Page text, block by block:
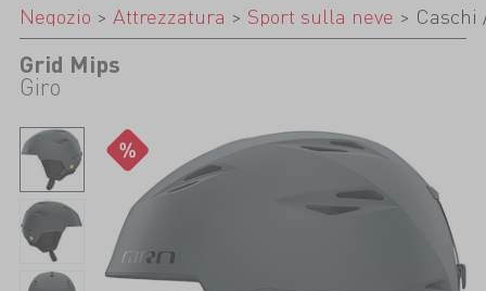
Negozio > Attrezzatura > Sport sulla neve > Caschi
Grid Mips
Giro